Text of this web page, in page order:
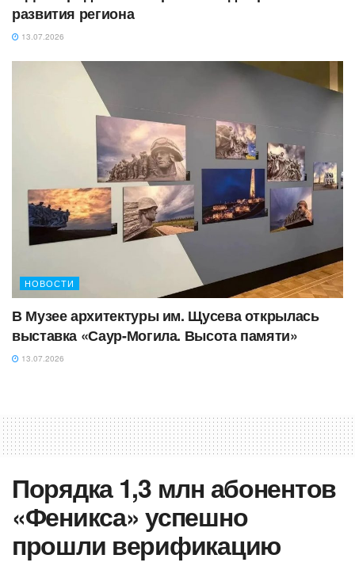
развития региона
13.07.2026
НОВОСТИ
‎В Музее архитектуры им. Щусева открылась
выставка «Саур-Могила. Высота памяти»
13.07.2026
Порядка 1,3 млн абонентов
«Феникса» успешно
прошли верификацию